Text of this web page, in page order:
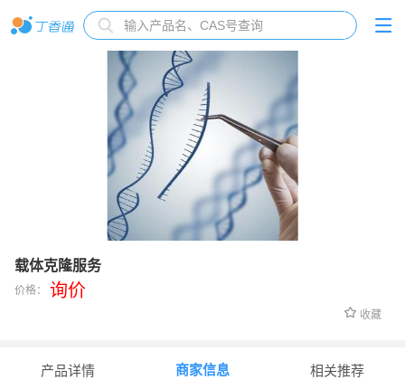
载体克隆服务
价格： 询价
收藏
产品详情 商家信息 相关推荐